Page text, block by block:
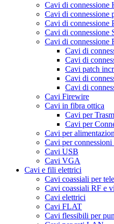
Cavi di connessione
Cavi di connessione
Cavi di connessione
Cavi di connessione
Cavi di
Cavi di
Cavi di
Cavi patch
Cavi di
Cavi di
Cavi Firewire
Cavi in fibra ottica
Cavi per
Cavi per
Cavi per
Cavi per connessioni
Cavi USB
Cavi VGA
Cavi e fili elettrici
Cavi coassiali per
Cavi coassiali RF e
Cavi elettrici
Cavi FLAT
Cavi flessibili per